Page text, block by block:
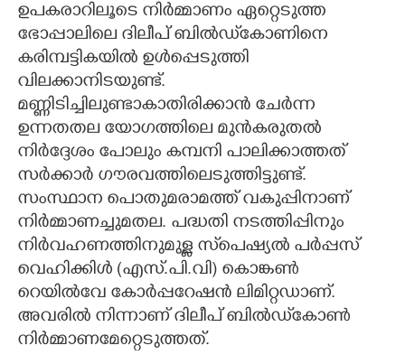
ഉപകരാറിലൂടെ നിർമ്മാണം ഏറ്റെടുത്ത
ഭോപ്പാലിലെ ദിലീപ് ബിൽഡ്‌കോണിനെ
കരിമ്പട്ടികയിൽ ഉൾപ്പെടുത്തി
വിലക്കാനിടയുണ്ട്.
മണ്ണിടിച്ചിലുണ്ടാകാതിരിക്കാൻ ചേർന്ന
ഉന്നതതല യോഗത്തിലെ മുൻകരുതൽ
നിർദ്ദേശം പോലും കമ്പനി പാലിക്കാത്തത്
സർക്കാർ ഗൗരവത്തിലെടുത്തിട്ടുണ്ട്.
സംസ്ഥാന പൊതുമരാമത്ത് വകുപ്പിനാണ്
നിർമ്മാണച്ചുമതല. പദ്ധതി നടത്തിപ്പിനും
നിർവഹണത്തിനുമുള്ള സ്‌പെഷ്യൽ പർപ്പസ്
വെഹിക്കിൾ (എസ്.പി.വി) കൊങ്കൺ
റെയിൽവേ കോർപ്പറേഷൻ ലിമിറ്റഡാണ്.
അവരിൽ നിന്നാണ് ദിലീപ് ബിൽഡ്‌കോൺ
നിർമ്മാണമേറ്റെടുത്തത്.